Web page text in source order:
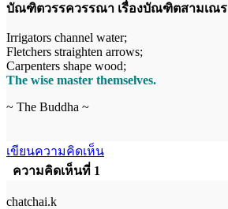
บัณฑิตวรรควรรณา เรื่องบัณฑิตสามเณร
Irrigators channel water;
Fletchers straighten arrows;
Carpenters shape wood;
The wise master themselves.
~ The Buddha ~
เขียนความคิดเห็น
ความคิดเห็นที่ 1
chatchai.k